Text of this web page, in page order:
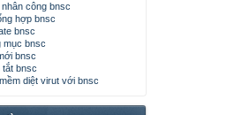
công bnsc
hợp bnsc
bnsc
mục bnsc
bnsc
tắt bnsc
diệt virut với bnsc